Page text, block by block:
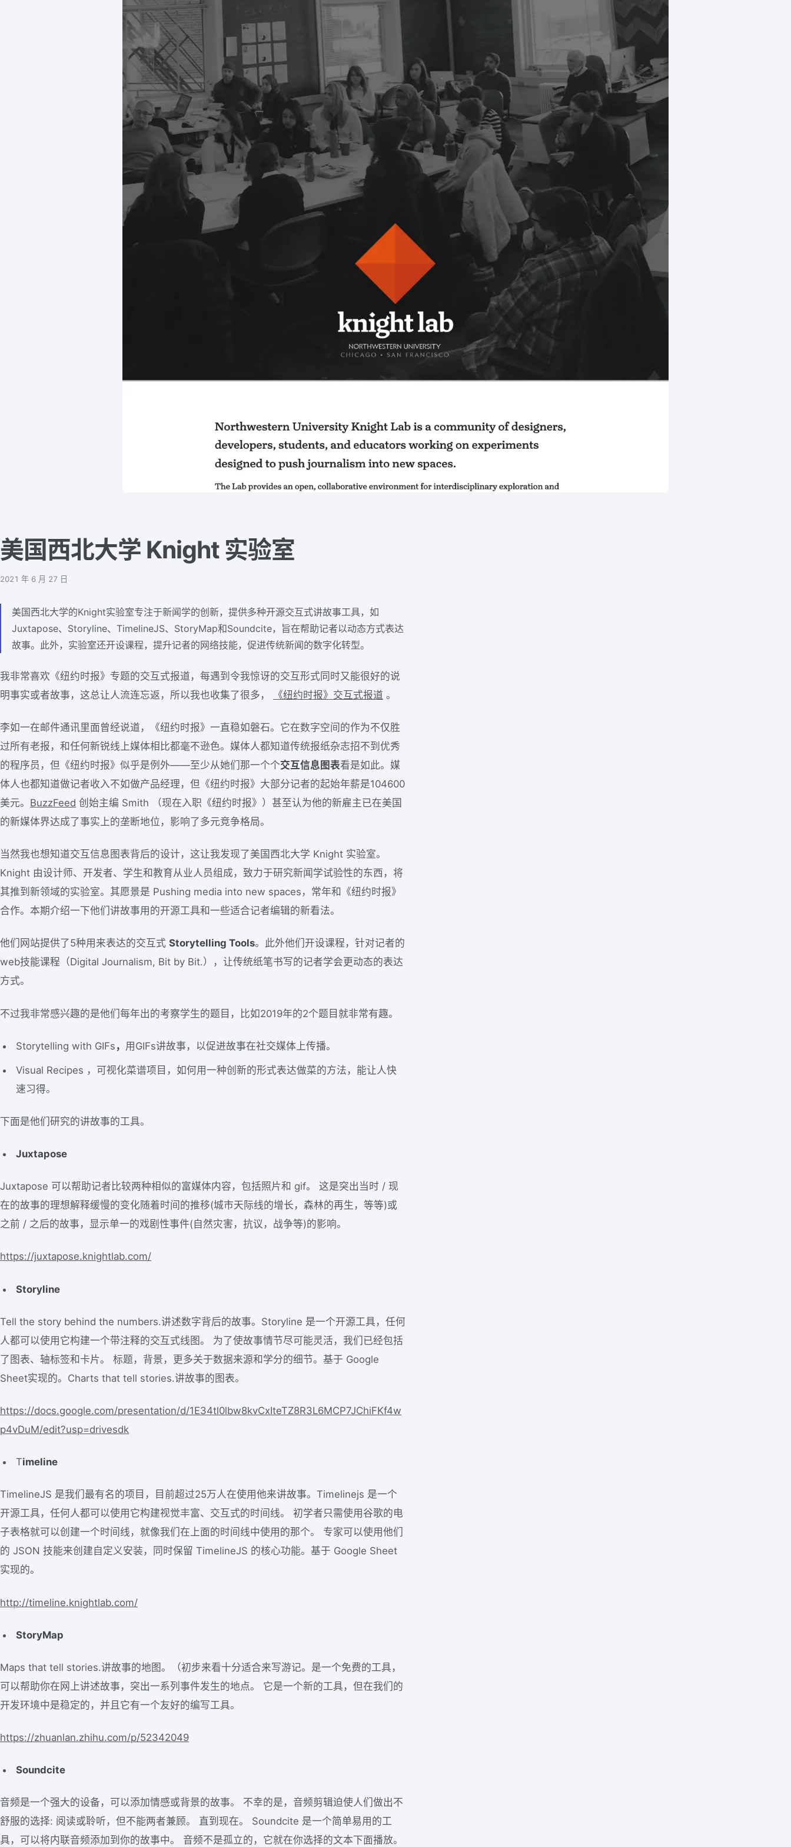
美国西北大学 Knight 实验室
2021 年 6 月 27 日
美国西北大学的Knight实验室专注于新闻学的创新，提供多种开源交互式讲故事工具，如
Juxtapose、Storyline、TimelineJS、StoryMap和Soundcite，旨在帮助记者以动态方式表达
故事。此外，实验室还开设课程，提升记者的网络技能，促进传统新闻的数字化转型。
我非常喜欢《纽约时报》专题的交互式报道，每遇到令我惊讶的交互形式同时又能很好的说
明事实或者故事，这总让人流连忘返，所以我也收集了很多，
《纽约时报》交互式报道 。
李如一在邮件通讯里面曾经说道，《纽约时报》一直稳如磐石。它在数字空间的作为不仅胜
过所有老报，和任何新锐线上媒体相比都毫不逊色。媒体人都知道传统报纸杂志招不到优秀
的程序员，但《纽约时报》似乎是例外——至少从她们那一个个交互信息图表看是如此。媒
体人也都知道做记者收入不如做产品经理，但《纽约时报》大部分记者的起始年薪是104600
美元。 BuzzFeed 创始主编 Smith （现在入职《纽约时报》）甚至认为他的新雇主已在美国
的新媒体界达成了事实上的垄断地位，影响了多元竞争格局。
当然我也想知道交互信息图表背后的设计，这让我发现了美国西北大学 Knight 实验室。
Knight 由设计师、开发者、学生和教育从业人员组成，致力于研究新闻学试验性的东西，将
其推到新领域的实验室。其愿景是 Pushing media into new spaces，常年和《纽约时报》
合作。本期介绍一下他们讲故事用的开源工具和一些适合记者编辑的新看法。
他们网站提供了5种用来表达的交互式 Storytelling Tools。此外他们开设课程，针对记者的
web技能课程（Digital Journalism, Bit by Bit.），让传统纸笔书写的记者学会更动态的表达
方式。
不过我非常感兴趣的是他们每年出的考察学生的题目，比如2019年的2个题目就非常有趣。
Storytelling with GIFs ， 用GIFs讲故事，以促进故事在社交媒体上传播。
Visual Recipes ，可视化菜谱项目，如何用一种创新的形式表达做菜的方法，能让人快
速习得。
下面是他们研究的讲故事的工具。
Juxtapose
Juxtapose 可以帮助记者比较两种相似的富媒体内容，包括照片和 gif。 这是突出当时 / 现
在的故事的理想解释缓慢的变化随着时间的推移(城市天际线的增长，森林的再生，等等)或
之前 / 之后的故事，显示单一的戏剧性事件(自然灾害，抗议，战争等)的影响。
https://juxtapose.knightlab.com/
Storyline
Tell the story behind the numbers.讲述数字背后的故事。Storyline 是一个开源工具，任何
人都可以使用它构建一个带注释的交互式线图。 为了使故事情节尽可能灵活，我们已经包括
了图表、轴标签和卡片。 标题，背景，更多关于数据来源和学分的细节。基于 Google
Sheet实现的。Charts that tell stories.讲故事的图表。
https://docs.google.com/presentation/d/1E34tl0lbw8kvCxIteTZ8R3L6MCP7JChiFKf4w
p4vDuM/edit?usp=drivesdk
Timeline
TimelineJS 是我们最有名的项目，目前超过25万人在使用他来讲故事。Timelinejs 是一个
开源工具，任何人都可以使用它构建视觉丰富、交互式的时间线。 初学者只需使用谷歌的电
子表格就可以创建一个时间线，就像我们在上面的时间线中使用的那个。 专家可以使用他们
的 JSON 技能来创建自定义安装，同时保留 TimelineJS 的核心功能。基于 Google Sheet
实现的。
http://timeline.knightlab.com/
StoryMap
Maps that tell stories.讲故事的地图。（初步来看十分适合来写游记。是一个免费的工具，
可以帮助你在网上讲述故事，突出一系列事件发生的地点。 它是一个新的工具，但在我们的
开发环境中是稳定的，并且它有一个友好的编写工具。
https://zhuanlan.zhihu.com/p/52342049
Soundcite
音频是一个强大的设备，可以添加情感或背景的故事。 不幸的是，音频剪辑迫使人们做出不
舒服的选择: 阅读或聆听，但不能两者兼顾。 直到现在。 Soundcite 是一个简单易用的工
具，可以将内联音频添加到你的故事中。 音频不是孤立的，它就在你选择的文本下面播放。